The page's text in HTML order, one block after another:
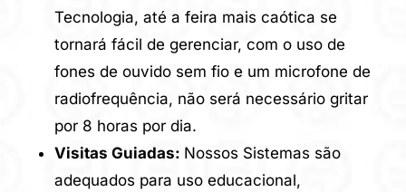
Tecnologia, até a feira mais caótica se
tornará fácil de gerenciar, com o uso de
fones de ouvido sem fio e um microfone de
radiofrequência, não será necessário gritar
por 8 horas por dia.
Visitas Guiadas: Nossos Sistemas são
adequados para uso educacional,